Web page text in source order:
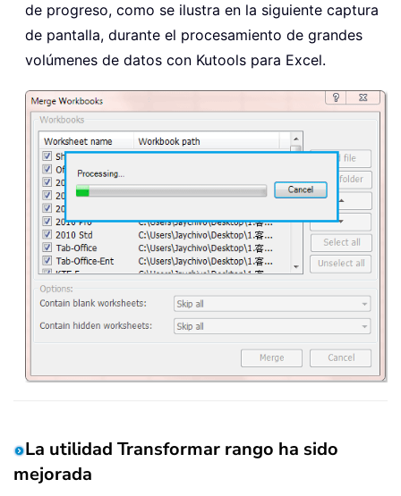
de progreso, como se ilustra en la siguiente captura
de pantalla, durante el procesamiento de grandes
volúmenes de datos con Kutools para Excel.
La utilidad Transformar rango ha sido
mejorada